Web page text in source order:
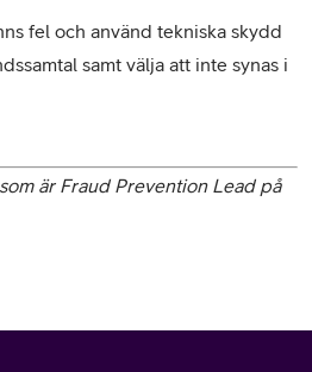
fel och använd tekniska skydd
samt välja att inte synas i
är Fraud Prevention Lead på